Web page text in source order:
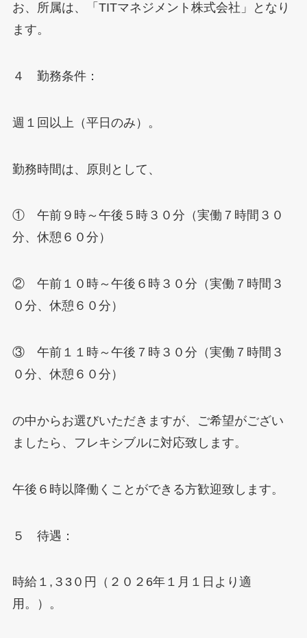
お、所属は、「TITマネジメント株式会社」となり
ます。
４ 勤務条件：
週１回以上（平日のみ）。
勤務時間は、原則として、
① 午前９時～午後５時３０分（実働７時間３０
分、休憩６０分）
② 午前１０時～午後６時３０分（実働７時間３
０分、休憩６０分）
③ 午前１１時～午後７時３０分（実働７時間３
０分、休憩６０分）
の中からお選びいただきますが、ご希望がござい
ましたら、フレキシブルに対応致します。
午後６時以降働くことができる方歓迎致します。
５ 待遇：
時給１,３3０円（２０２6年１月１日より適
用。）。